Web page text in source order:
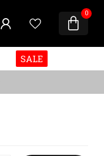
0
SALE